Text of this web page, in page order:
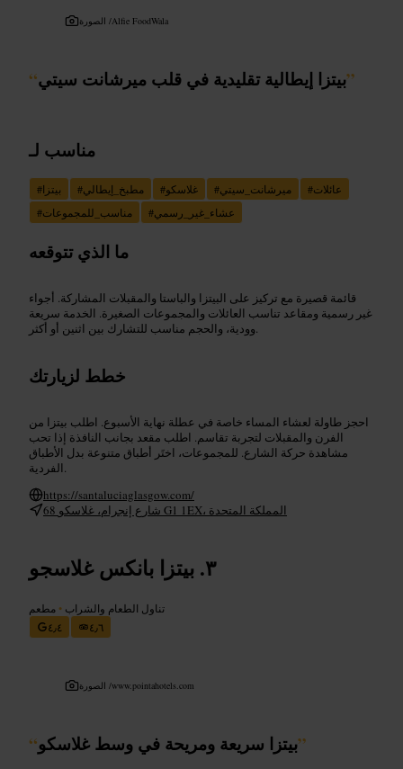
الصورة /Alfie FoodWala
“بيتزا إيطالية تقليدية في قلب ميرشانت سيتي”
مناسب لـ
#بيتزا #مطبخ_إيطالي #غلاسكو #ميرشانت_سيتي #عائلات
#مناسب_للمجموعات #عشاء_غير_رسمي
ما الذي تتوقعه
قائمة قصيرة مع تركيز على البيتزا والباستا والمقبلات المشاركة. أجواء
غير رسمية ومقاعد تناسب العائلات والمجموعات الصغيرة. الخدمة سريعة
وودية، والحجم مناسب للتشارك بين اثنين أو أكثر.
خطط لزيارتك
احجز طاولة لعشاء المساء خاصة في عطلة نهاية الأسبوع. اطلب بيتزا من
الفرن والمقبلات لتجربة تقاسم. اطلب مقعد بجانب النافذة إذا تحب
مشاهدة حركة الشارع. للمجموعات، اختَر أطباق متنوعة بدل الأطباق
الفردية.
https://santaluciaglasgow.com/
68 شارع إنجرام، غلاسكو G1 1EX، المملكة المتحدة
بيتزا بانكس غلاسجو
تناول الطعام والشراب • مطعم
٤٫٤
٤٫٦
الصورة /www.pointahotels.com
“بيتزا سريعة ومريحة في وسط غلاسكو”